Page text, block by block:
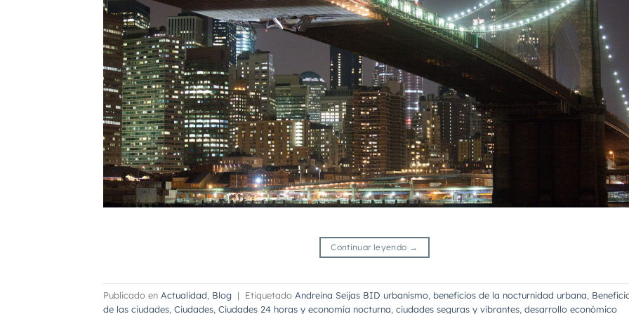
Continuar leyendo →
Publicado en Actualidad Blog | Etiquetado Andreina Seijas BID urbanismo beneficios de la nocturnidad urbana
de las ciudades Ciudades Ciudades 24 horas y economía nocturna ciudades seguras y vibrantes desarrollo económico